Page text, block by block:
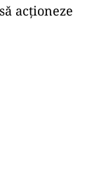
acționeze